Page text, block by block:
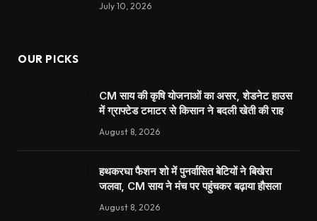
July 10, 2026
OUR PICKS
CM साय की कृषि योजनाओं का असर, शेडनेट हाउस
में ग्राफ्टेड टमाटर से किसान ने बदली खेती की राह
August 8, 2026
हथकरघा फैशन शो में पुनर्वासित बेटियों ने बिखेरा
जलवा, CM साय ने मंच पर पहुंचकर बढ़ाया हौसला
August 8, 2026